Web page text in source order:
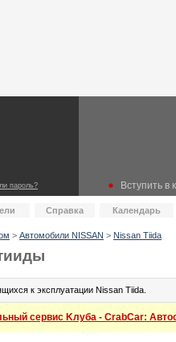
пароль? Вступить в
Справка Календарь
> Автомобили NISSAN > Nissan Tiida
к эксплуатации Nissan Tiida.
сервис Kлуба - CrabCar: